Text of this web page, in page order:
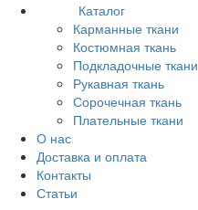
Каталог
Карманные ткани
Костюмная ткань
Подкладочные ткани
Рукавная ткань
Сорочечная ткань
Плательные ткани
О нас
Доставка и оплата
Контакты
Статьи